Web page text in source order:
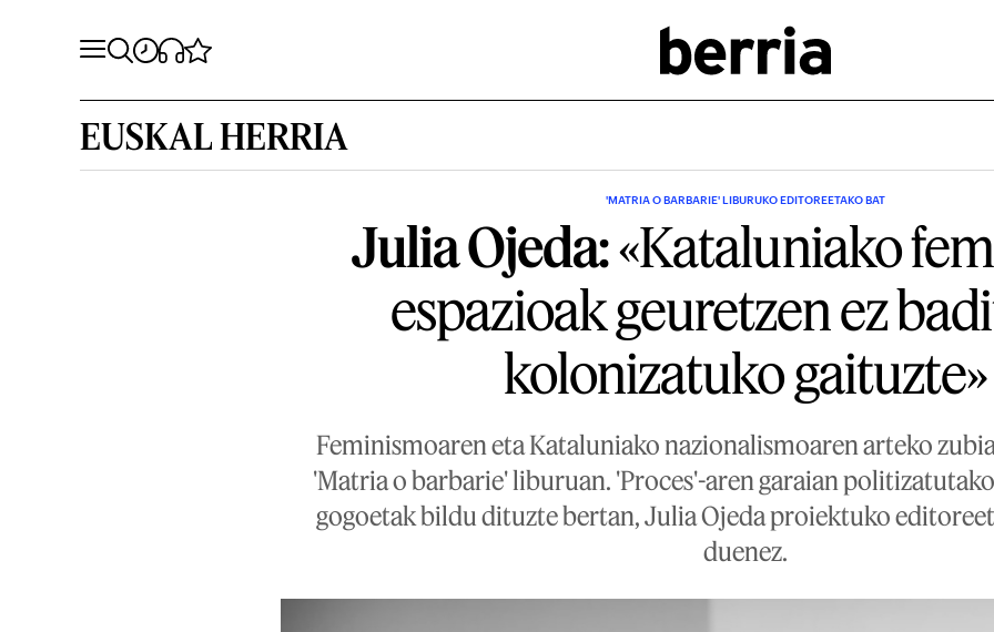
EUSKAL HERRIA
'MATRIA O BARBARIE' LIBURUKO EDITOREETAKO BAT
Julia Ojeda:«Kataluniako
espazioak geuretzen ez
kolonizatuko gaituzte»
Feminismoaren eta Kataluniako nazionalismoaren arteko
'Matria o barbarie' liburuan. 'Proces'-aren garaian
gogoetak bildu dituzte bertan, Julia Ojeda proiektuko
duenez.